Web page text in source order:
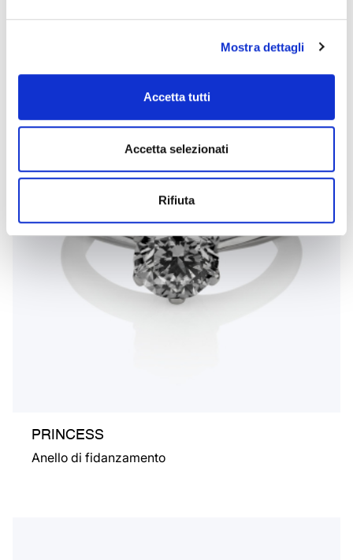
Mostra dettagli
Accetta tutti
Accetta selezionati
Rifiuta
tipologia
PRINCESS
Anello di fidanzamento